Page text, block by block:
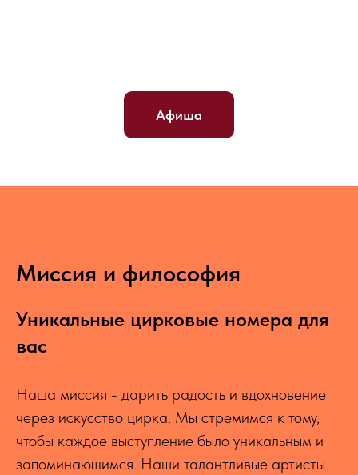
Афиша
Миссия и философия
Уникальные цирковые номера для
вас
Наша миссия - дарить радость и вдохновение
через искусство цирка. Мы стремимся к тому,
чтобы каждое выступление было уникальным и
запоминающимся. Наши талантливые артисты